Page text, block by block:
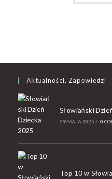
Aktualności, Zapowiedzi
Słowiański
29 MAJA 2025 / 0
Top 10 w